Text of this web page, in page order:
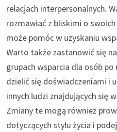
relacjach interpersonalnych.
rozmawiać z bliskimi o
może pomóc w uzyskaniu
Warto także zastanowić się
grupach wsparcia dla osób po
dzielić się doświadczeniami i
innych ludzi znajdujących się
Zmiany te mogą również
dotyczących stylu życia i